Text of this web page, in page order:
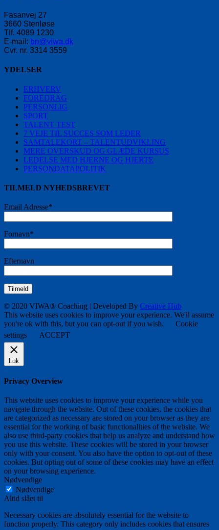
Fasanvej 27
3660 Stenløse
Tlf. 4089 1230
E-mail: bn@viwa.dk
Cvr. nr. 3314 3559
YDELSER
ERHVERV
FOREDRAG
PERSONLIG
SPORT
TALENT TEST
7 VEJE TIL SUCCES SOM LEDER
SAMTALEKORT – TALENTUDVIKLING
MERE OVERSKUD OG GLÆDE KURSUS
LEDELSE MED HJERNE OG HJERTE
PERSONDATAPOLITIK
TILMELD NYHEDSBREVET
Email Adresse*
Fornavn*
Efternavn
© 2020 VIWA® Coaching | Developed By Creative Hub
This website uses cookies to improve your experience. We'll assume
you're ok with this, but you can opt-out if you wish.
Cookie
settings
ACCEPT
Luk
Privacy Overview
This website uses cookies to improve your experience while you
navigate through the website. Out of these cookies, the cookies that
are categorized as necessary are stored on your browser as they are
essential for the working of basic functionalities of the website. We
also use third-party cookies that help us analyze and understand how
you use this website. These cookies will be stored in your browser
only with your consent. You also have the option to opt-out of these
cookies. But opting out of some of these cookies may have an effect
on your browsing experience.
Nødvendige
Nødvendige
Altid slået til
Necessary cookies are absolutely essential for the website to
function properly. This category only includes cookies that ensures